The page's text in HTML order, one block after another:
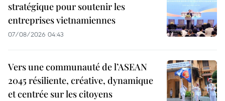
stratégique pour soutenir les
entreprises vietnamiennes
07/08/2026 04:43
Vers une communauté de l’ASEAN
2045 résiliente, créative, dynamique
et centrée sur les citoyens